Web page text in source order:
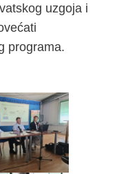
uzgoja i
programa.